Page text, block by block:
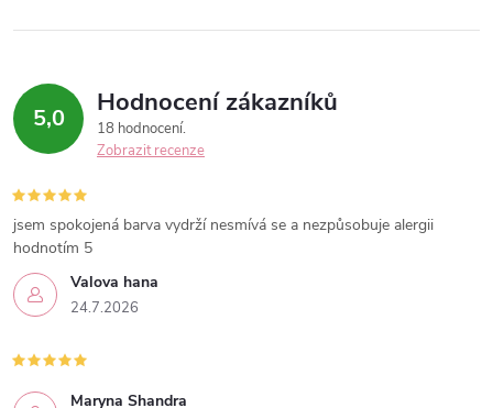
5,0 Hodnocení zákazníků
18 hodnocení
Zobrazit recenze
Valova hana
24.7.2026
jsem spokojená barva vydrží nesmívá se a nezpůsobuje alergii
hodnotím 5
Maryna Shandra